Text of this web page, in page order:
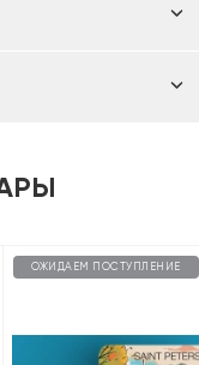
ОЖИДАЕМ ПОСТУПЛЕНИЕ